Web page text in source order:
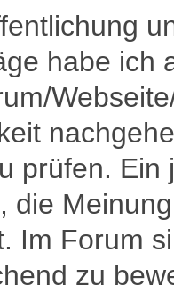
habe ich
prüfen.
die
Im Forum
zu